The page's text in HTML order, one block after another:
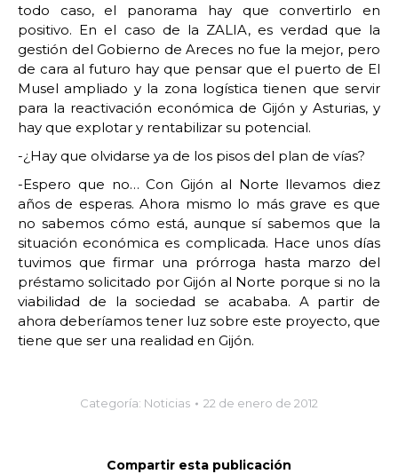
todo caso, el panorama hay que convertirlo en
positivo. En el caso de la ZALIA, es verdad que la
gestión del Gobierno de Areces no fue la mejor, pero
de cara al futuro hay que pensar que el puerto de El
Musel ampliado y la zona logística tienen que servir
para la reactivación económica de Gijón y Asturias, y
hay que explotar y rentabilizar su potencial.
-¿Hay que olvidarse ya de los pisos del plan de vías?
-Espero que no… Con Gijón al Norte llevamos diez
años de esperas. Ahora mismo lo más grave es que
no sabemos cómo está, aunque sí sabemos que la
situación económica es complicada. Hace unos días
tuvimos que firmar una prórroga hasta marzo del
préstamo solicitado por Gijón al Norte porque si no la
viabilidad de la sociedad se acababa. A partir de
ahora deberíamos tener luz sobre este proyecto, que
tiene que ser una realidad en Gijón.
Categoría: Noticias 22 de enero de 2012
Compartir esta publicación